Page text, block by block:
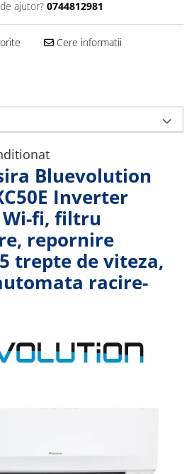
ajutor? 0744812981
Cere informatii
Bluevolution
Inverter
Wi-fi, filtru
repornire
trepte de viteza,
racire-